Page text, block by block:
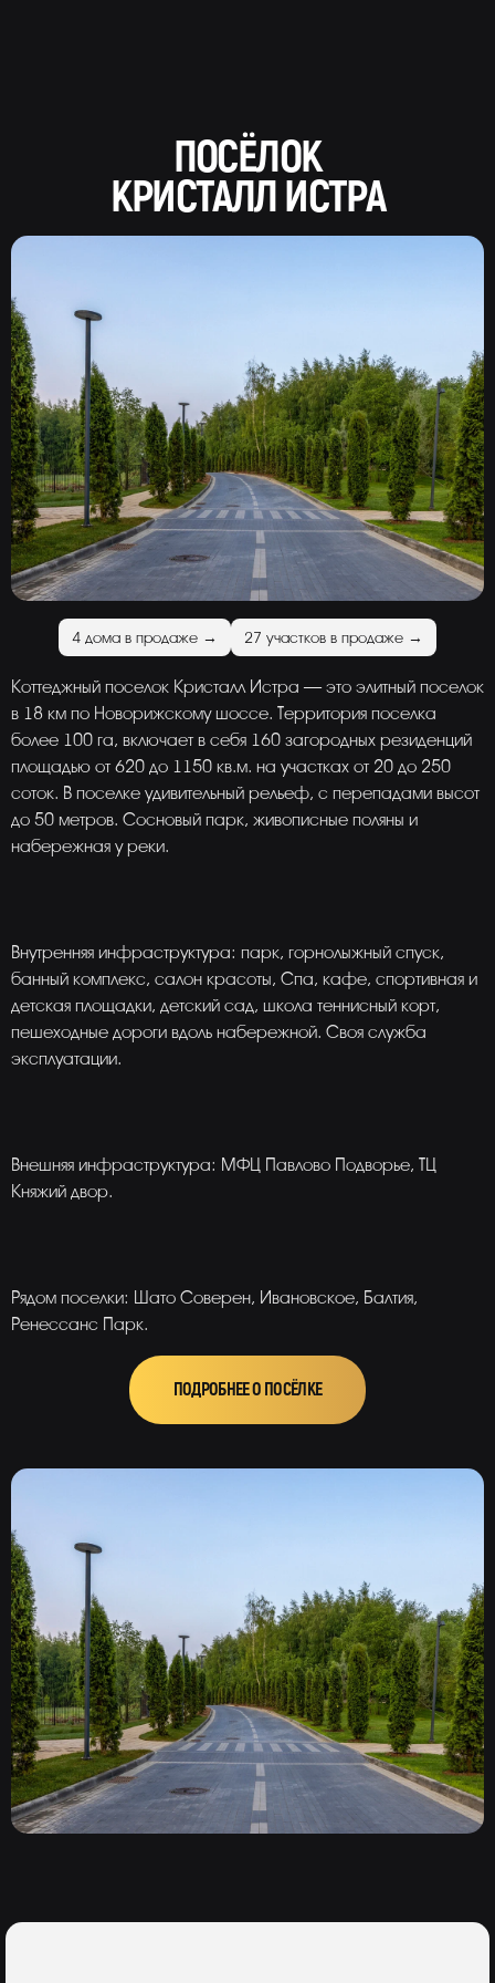
ПОСЁЛОК
КРИСТАЛЛ ИСТРА
4 дома в продаже → 27 участков в продаже →
Коттеджный поселок Кристалл Истра — это элитный поселок
в 18 км по Новорижскому шоссе. Территория поселка
более 100 га, включает в себя 160 загородных резиденций
площадью от 620 до 1150 кв.м. на участках от 20 до 250
соток. В поселке удивительный рельеф, с перепадами высот
до 50 метров. Сосновый парк, живописные поляны и
набережная у реки.
Внутренняя инфраструктура: парк, горнолыжный спуск,
банный комплекс, салон красоты, Спа, кафе, спортивная и
детская площадки, детский сад, школа теннисный корт,
пешеходные дороги вдоль набережной. Своя служба
эксплуатации.
Внешняя инфраструктура: МФЦ Павлово Подворье, ТЦ
Княжий двор.
Рядом поселки: Шато Соверен, Ивановское, Балтия,
Ренессанс Парк.
ПОДРОБНЕЕ О ПОСЁЛКЕ